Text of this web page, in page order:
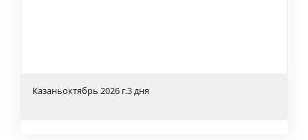
Казаньоктябрь 2026 г.3 дня